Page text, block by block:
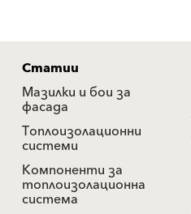
Статии
Мазилки и бои за
фасада
Топлоизолационни
системи
Компоненти за
топлоизолационна
система